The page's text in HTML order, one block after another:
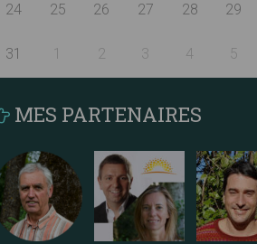
24 25 26 27 28 29
31 1 2 3 4 5
MES PARTENAIRES